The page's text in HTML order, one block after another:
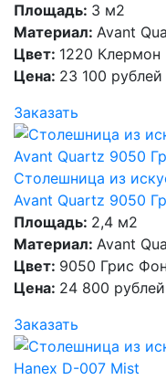
Площадь: 3 м2
Материал: Avant
Цвет: 1220 Клермон
Цена: 23 100 рублей
Заказать
Столешница из
Avant Quartz 9050
Площадь: 2,4 м2
Материал: Avant
Цвет: 9050 Грис
Цена: 24 800 рублей
Заказать